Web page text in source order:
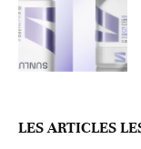
LES ARTICLES